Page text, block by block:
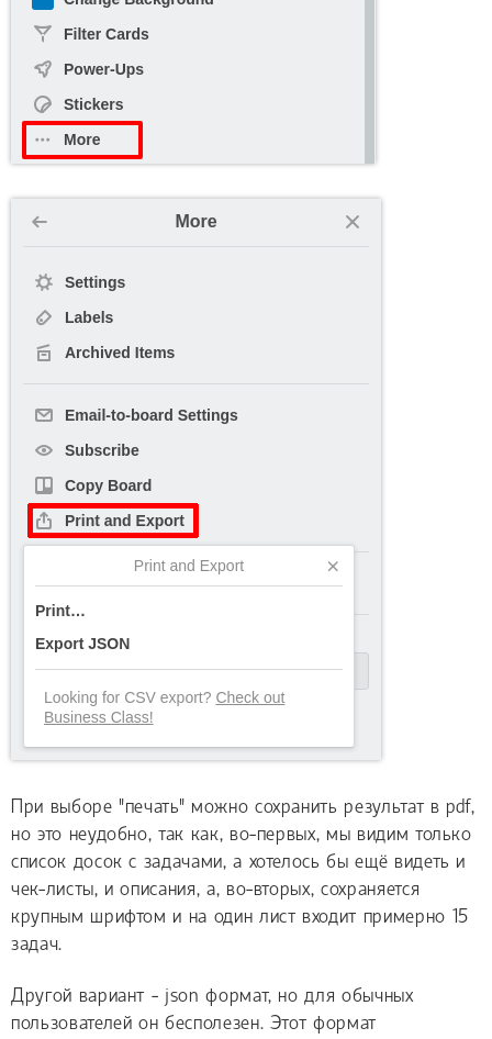
При выборе "печать" можно сохранить результат в pdf,
но это неудобно, так как, во-первых, мы видим только
список досок с задачами, а хотелось бы ещё видеть и
чек-листы, и описания, а, во-вторых, сохраняется
крупным шрифтом и на один лист входит примерно 15
задач.
Другой вариант - json формат, но для обычных
пользователей он бесполезен. Этот формат